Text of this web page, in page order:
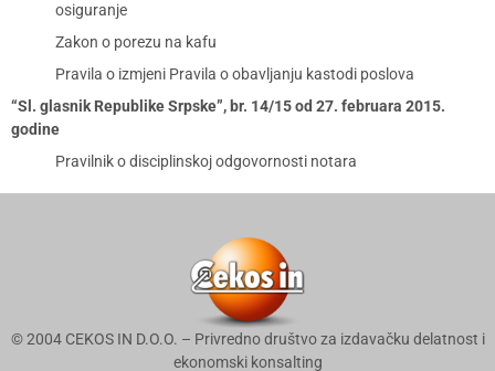
osiguranje
Zakon o porezu na kafu
Pravila o izmjeni Pravila o obavljanju kastodi poslova
“Sl. glasnik Republike Srpske”, br. 14/15 od 27. februara 2015.
godine
Pravilnik o disciplinskoj odgovornosti notara
© 2004 CEKOS IN D.O.O. – Privredno društvo za izdavačku delatnost i
ekonomski konsalting